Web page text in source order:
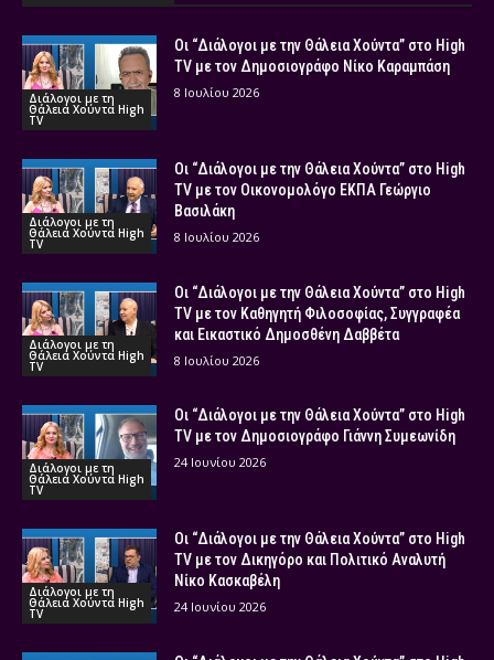
Διάλογοι με τη
Θάλεια Χούντα High
TV
Οι “Διάλογοι με την Θάλεια Χούντα” στο High
TV με τον Δημοσιογράφο Νίκο Καραμπάση
8 Ιουλίου 2026
Διάλογοι με τη
Θάλεια Χούντα High
TV
Οι “Διάλογοι με την Θάλεια Χούντα” στο High
TV με τον Οικονομολόγο ΕΚΠΑ Γεώργιο
Βασιλάκη
8 Ιουλίου 2026
Διάλογοι με τη
Θάλεια Χούντα High
TV
Οι “Διάλογοι με την Θάλεια Χούντα” στο High
TV με τον Καθηγητή Φιλοσοφίας, Συγγραφέα
και Εικαστικό Δημοσθένη Δαββέτα
8 Ιουλίου 2026
Διάλογοι με τη
Θάλεια Χούντα High
TV
Οι “Διάλογοι με την Θάλεια Χούντα” στο High
TV με τον Δημοσιογράφο Γιάννη Συμεωνίδη
24 Ιουνίου 2026
Διάλογοι με τη
Θάλεια Χούντα High
TV
Οι “Διάλογοι με την Θάλεια Χούντα” στο High
TV με τον Δικηγόρο και Πολιτικό Αναλυτή
Νίκο Κασκαβέλη
24 Ιουνίου 2026